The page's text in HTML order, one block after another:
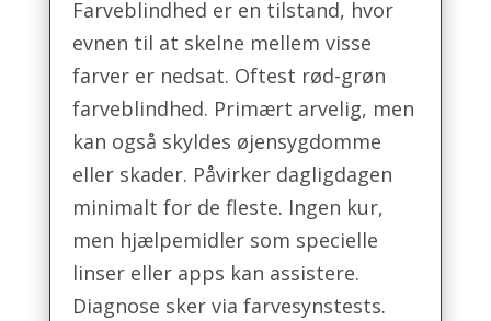
Farveblindhed er en tilstand, hvor
evnen til at skelne mellem visse
farver er nedsat. Oftest rød-grøn
farveblindhed. Primært arvelig, men
kan også skyldes øjensygdomme
eller skader. Påvirker dagligdagen
minimalt for de fleste. Ingen kur,
men hjælpemidler som specielle
linser eller apps kan assistere.
Diagnose sker via farvesynstests.